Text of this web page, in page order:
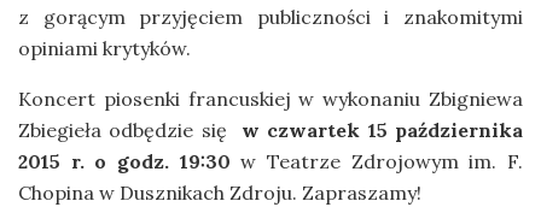
z gorącym przyjęciem publiczności i znakomitymi
opiniami krytyków.
Koncert piosenki francuskiej w wykonaniu Zbigniewa
Zbiegieła odbędzie się w czwartek 15 października
2015 r. o godz. 19:30 w Teatrze Zdrojowym im. F.
Chopina w Dusznikach Zdroju. Zapraszamy!